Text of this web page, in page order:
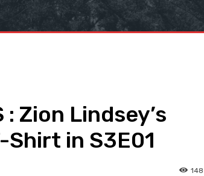
: Zion Lindsey’s
Shirt in S3E01